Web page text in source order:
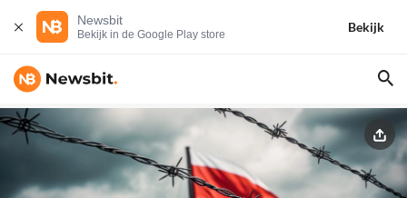
Newsbit
Bekijk in de Google Play store
Bekijk